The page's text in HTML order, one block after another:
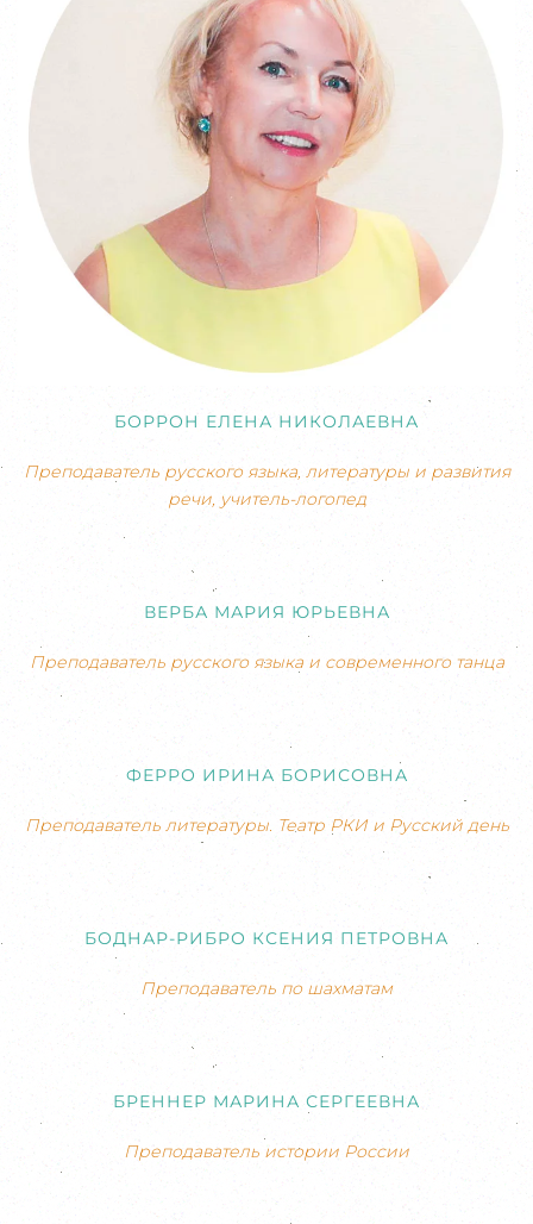
БОРРОН ЕЛЕНА НИКОЛАЕВНА
Преподаватель русского языка, литературы и развития
речи, учитель-логопед
ВЕРБА МАРИЯ ЮРЬЕВНА
Преподаватель русского языка и современного танца
ФЕРРО ИРИНА БОРИСОВНА
Преподаватель литературы. Театр РКИ и Русский день
БОДНАР-РИБРО КСЕНИЯ ПЕТРОВНА
Преподаватель по шахматам
БРЕННЕР МАРИНА СЕРГЕЕВНА
Преподаватель истории России